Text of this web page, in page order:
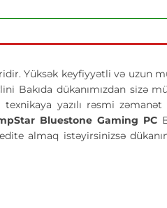
Yüksək keyfiyyətli və uzun
Bakıda dükanımızdan sizə
yazılı rəsmi
Bluestone Gaming PC
almaq istəyirsinizsə